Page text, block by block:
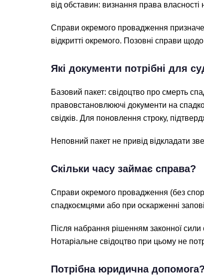
від обставин: визнання права
Справи окремого провадження
відкритті окремого. Позовні справи
Які документи потрібні для
Базовий пакет: свідоцтво про смерть
правовстановлюючі документи на
свідків. Для поновлення строку,
Неповний пакет не привід відкладати
Скільки часу займає справа?
Справи окремого провадження (без
спадкоємцями або при оскарженні
Після набрання рішенням законної
Нотаріальне свідоцтво при цьому не
Потрібна юридична допомога?